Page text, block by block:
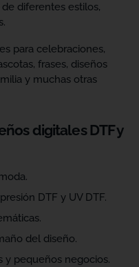
diferentes estilos,
para celebraciones,
frases, diseños
y muchas otras
digitales DTF y
DTF y UV DTF.
del diseño.
y pequeños negocios.